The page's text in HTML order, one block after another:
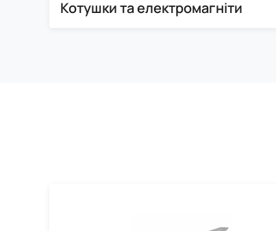
Котушки та електромагніти